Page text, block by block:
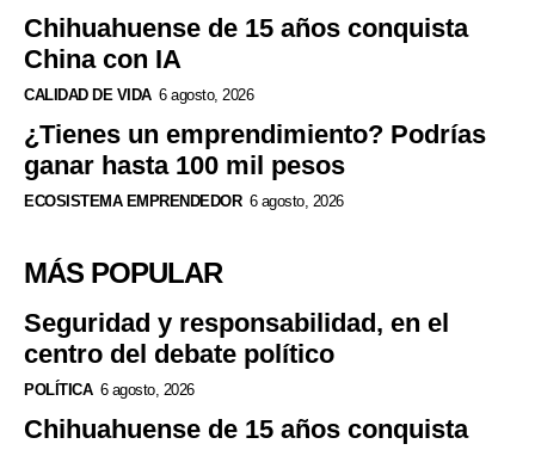
Chihuahuense de 15 años conquista
China con IA
CALIDAD DE VIDA 6 agosto, 2026
¿Tienes un emprendimiento? Podrías
ganar hasta 100 mil pesos
ECOSISTEMA EMPRENDEDOR 6 agosto, 2026
MÁS POPULAR
Seguridad y responsabilidad, en el
centro del debate político
POLÍTICA 6 agosto, 2026
Chihuahuense de 15 años conquista